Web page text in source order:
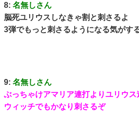
8: 名無しさん
脳死ユリウスしなきゃ割と刺さるよ
3弾でもっと刺さるようになる気がす
9: 名無しさん
ぶっちゃけアマリア連打よりユリウス
ウィッチでもかなり刺さるぞ